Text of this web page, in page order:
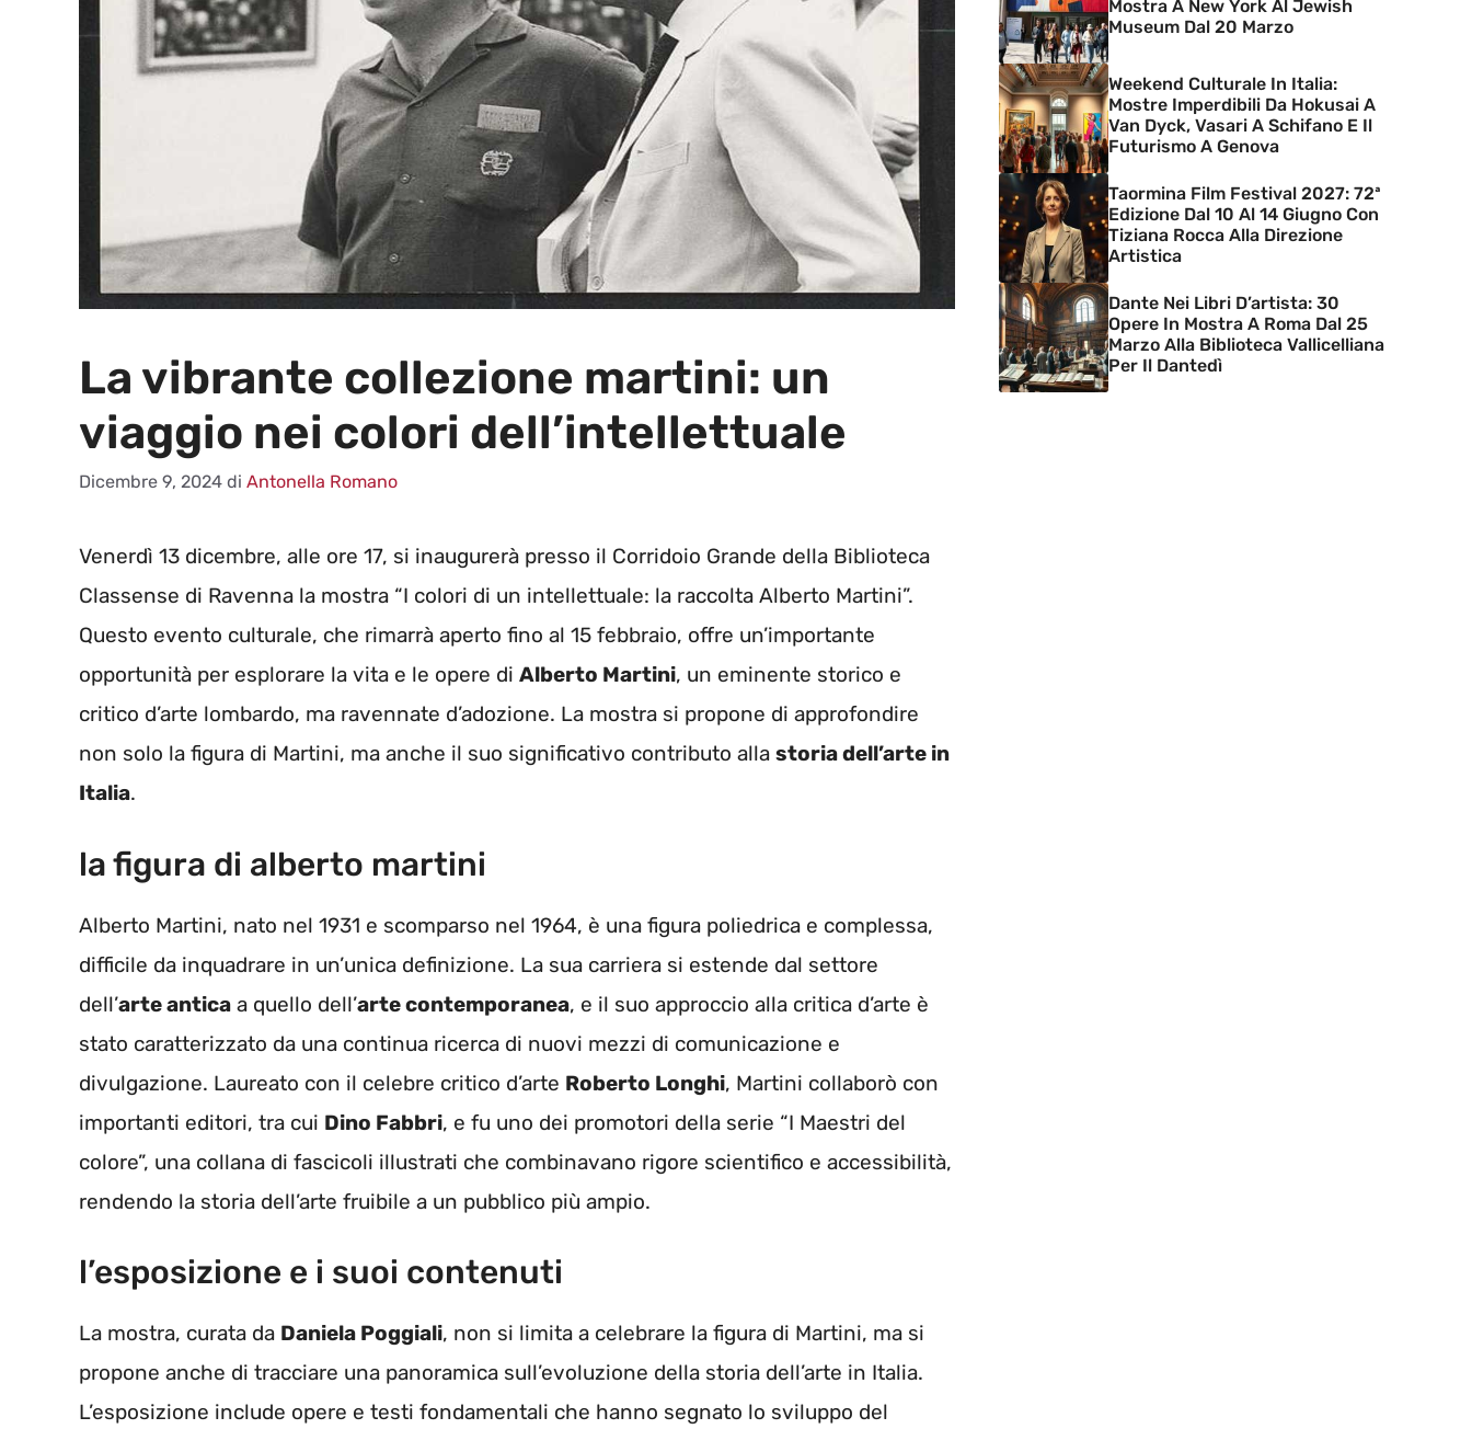
La vibrante collezione martini: un
viaggio nei colori dell’intellettuale
Dicembre 9, 2024 di Antonella Romano
Venerdì 13 dicembre, alle ore 17, si inaugurerà presso il Corridoio Grande della Biblioteca
Classense di Ravenna la mostra “I colori di un intellettuale: la raccolta Alberto Martini”.
Questo evento culturale, che rimarrà aperto fino al 15 febbraio, offre un’importante
opportunità per esplorare la vita e le opere di Alberto Martini, un eminente storico e
critico d’arte lombardo, ma ravennate d’adozione. La mostra si propone di approfondire
non solo la figura di Martini, ma anche il suo significativo contributo alla storia dell’arte in
Italia.
la figura di alberto martini
Alberto Martini, nato nel 1931 e scomparso nel 1964, è una figura poliedrica e complessa,
difficile da inquadrare in un’unica definizione. La sua carriera si estende dal settore
dell’arte antica a quello dell’arte contemporanea, e il suo approccio alla critica d’arte è
stato caratterizzato da una continua ricerca di nuovi mezzi di comunicazione e
divulgazione. Laureato con il celebre critico d’arte Roberto Longhi, Martini collaborò con
importanti editori, tra cui Dino Fabbri, e fu uno dei promotori della serie “I Maestri del
colore”, una collana di fascicoli illustrati che combinavano rigore scientifico e accessibilità,
rendendo la storia dell’arte fruibile a un pubblico più ampio.
l’esposizione e i suoi contenuti
La mostra, curata da Daniela Poggiali, non si limita a celebrare la figura di Martini, ma si
propone anche di tracciare una panoramica sull’evoluzione della storia dell’arte in Italia.
L’esposizione include opere e testi fondamentali che hanno segnato lo sviluppo del
Mostra A New York Al Jewish
Museum Dal 20 Marzo
Weekend Culturale In Italia:
Mostre Imperdibili Da Hokusai A
Van Dyck, Vasari A Schifano E Il
Futurismo A Genova
Taormina Film Festival 2027: 72ª
Edizione Dal 10 Al 14 Giugno Con
Tiziana Rocca Alla Direzione
Artistica
Dante Nei Libri D’artista: 30
Opere In Mostra A Roma Dal 25
Marzo Alla Biblioteca Vallicelliana
Per Il Dantedì